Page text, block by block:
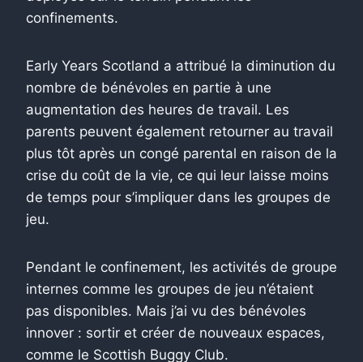
confinements.
Early Years Scotland a attribué la diminution du
nombre de bénévoles en partie à une
augmentation des heures de travail. Les
parents peuvent également retourner au travail
plus tôt après un congé parental en raison de la
crise du coût de la vie, ce qui leur laisse moins
de temps pour s’impliquer dans les groupes de
jeu.
Pendant le confinement, les activités de groupe
internes comme les groupes de jeu n’étaient
pas disponibles. Mais j’ai vu des bénévoles
innover : sortir et créer de nouveaux espaces,
comme le Scottish Buggy Club.